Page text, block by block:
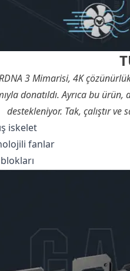
3 Mimarisi, 4K
donatıldı. Ayrıca bu
destekleniyor. Tak, çalıştır ve
iskelet
fanlar